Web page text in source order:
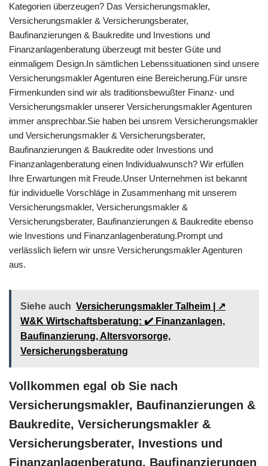
Kategorien überzeugen? Das Versicherungsmakler,
Versicherungsmakler & Versicherungsberater,
Baufinanzierungen & Baukredite und Investions und
Finanzanlagenberatung überzeugt mit bester Güte und
einmaligem Design.In sämtlichen Lebenssituationen sind unsere
Versicherungsmakler Agenturen eine Bereicherung.Für unsre
Firmenkunden sind wir als traditionsbewußter Finanz- und
Versicherungsmakler unserer Versicherungsmakler Agenturen
immer ansprechbar.Sie haben bei unsrem Versicherungsmakler
und Versicherungsmakler & Versicherungsberater,
Baufinanzierungen & Baukredite oder Investions und
Finanzanlagenberatung einen Individualwunsch? Wir erfüllen
Ihre Erwartungen mit Freude.Unser Unternehmen ist bekannt
für individuelle Vorschläge in Zusammenhang mit unserem
Versicherungsmakler, Versicherungsmakler &
Versicherungsberater, Baufinanzierungen & Baukredite ebenso
wie Investions und Finanzanlagenberatung.Prompt und
verlässlich liefern wir unsre Versicherungsmakler Agenturen
aus.
Siehe auch Versicherungsmakler Talheim | ↗️
W&K Wirtschaftsberatung: ✔️ Finanzanlagen,
Baufinanzierung, Altersvorsorge,
Versicherungsberatung
Vollkommen egal ob Sie nach
Versicherungsmakler, Baufinanzierungen &
Baukredite, Versicherungsmakler &
Versicherungsberater, Investions und
Finanzanlagenberatung, Baufinanzierungen